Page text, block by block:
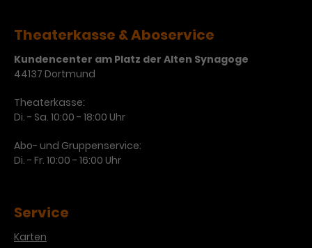
Theaterkasse & Aboservice
Kundencenter am Platz der Alten Synagoge
44137 Dortmund
Theaterkasse:
Di. - Sa. 10:00 - 18:00 Uhr
Abo- und Gruppenservice:
Di. - Fr. 10:00 - 16:00 Uhr
Service
Karten